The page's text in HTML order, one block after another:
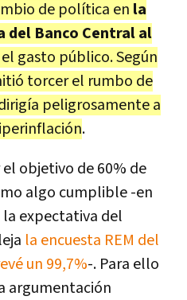
de política en la
del Banco Central al
gasto público. Según
torcer el rumbo de
peligrosamente a
.
objetivo de 60% de
algo cumplible -en
expectativa del
la encuesta REM del
un 99,7%-. Para ello
argumentación